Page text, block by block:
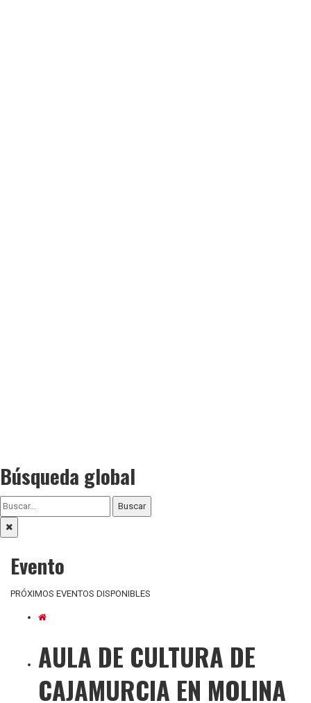
Búsqueda global
Buscar
Evento
PRÓXIMOS EVENTOS DISPONIBLES
AULA DE CULTURA DE
CAJAMURCIA EN MOLINA